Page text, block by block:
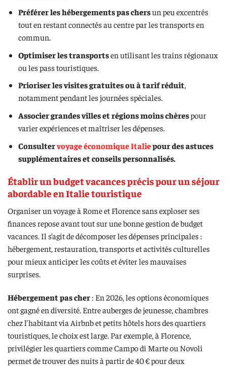
Préférer les hébergements pas chersun peu excentrés
tout en restant connectés au centre par les transports en
commun.
Optimiser les transportsen utilisant les trains régionaux
ou les pass touristiques.
Prioriser les visites gratuites ou à tarif réduit,
notamment pendant les journées spéciales.
Associer grandes villes et régions moins chèrespour
varier expériences et maîtriser les dépenses.
Consultervoyage économique Italiepour des astuces
supplémentaires et conseils personnalisés.
Établir un budget vacances précis pour un séjour
abordable en Italie touristique
Organiser un voyage à Rome et Florence sans exploser ses
finances repose avant tout sur une bonne gestion de budget
vacances. Il s’agit de décomposer les dépenses principales :
hébergement, restauration, transports et activités culturelles
pour mieux anticiper les coûts et éviter les mauvaises
surprises.
Hébergement pas cher : En 2026, les options économiques
ont gagné en diversité. Entre auberges de jeunesse, chambres
chez l’habitant via Airbnb et petits hôtels hors des quartiers
touristiques, le choix est large. Par exemple, à Florence,
privilégier les quartiers comme Campo di Marte ou Novoli
permet de trouver des nuits à partir de 40 € pour deux